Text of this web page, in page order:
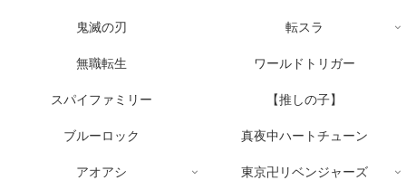
鬼滅の刃 転スラ
無職転生 ワールドトリガー
スパイファミリー 【推しの子】
ブルーロック 真夜中ハートチューン
アオアシ 東京卍リベンジャーズ